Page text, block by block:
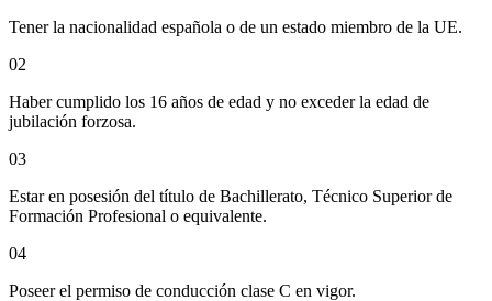
Tener la nacionalidad española o de un estado miembro de la UE.
02
Haber cumplido los 16 años de edad y no exceder la edad de
jubilación forzosa.
03
Estar en posesión del título de Bachillerato, Técnico Superior de
Formación Profesional o equivalente.
04
Poseer el permiso de conducción clase C en vigor.